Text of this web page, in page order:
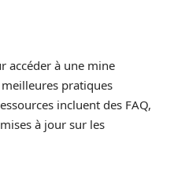
accéder à une mine
pratiques
incluent des FAQ,
à jour sur les